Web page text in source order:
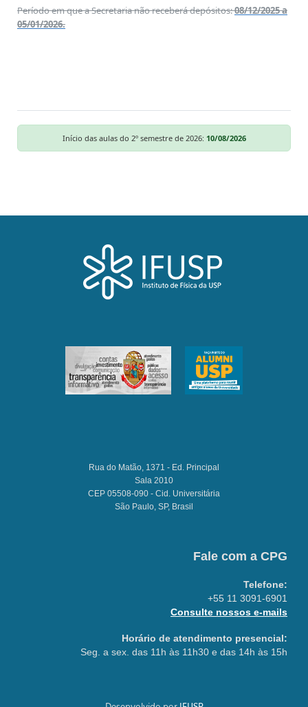
Período em que a Secretaria não receberá depósitos:08/12/2025 a
05/01/2026.
Início das aulas do 2º semestre de 2026: 10/08/2026
Rua do Matão, 1371 - Ed. Principal
Sala 2010
CEP 05508-090 - Cid. Universitária
São Paulo, SP, Brasil
Fale com a CPG
Telefone:
+55 11 3091-6901
Consulte nossos e-mails
Horário de atendimento presencial:
Seg. a sex. das 11h às 11h30 e das 14h às 15h